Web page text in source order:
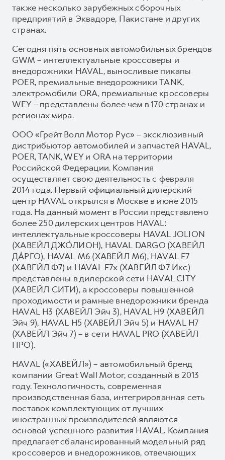
также несколько зарубежных сборочных
предприятий в Эквадоре, Пакистане и других
странах.
Сегодня пять основных автомобильных брендов
GWM – интеллектуальные кроссоверы и
внедорожники HAVAL, выносливые пикапы
POER, премиальные внедорожники TANK,
электромобили ORA, премиальные кроссоверы
WEY – представлены более чем в 170 странах и
регионах мира.
ООО «Грейт Волл Мотор Рус» – эксклюзивный
дистрибьютор автомобилей и запчастей HAVAL,
POER, TANK, WEY и ORA на территории
Российской Федерации. Компания
осуществляет свою деятельность с февраля
2014 года. Первый официальный дилерский
центр HAVAL открылся в Москве в июне 2015
года. На данный момент в России представлено
более 250 дилерских центров HAVAL:
интеллектуальные кроссоверы HAVAL JOLION
(ХАВЕЙЛ ДЖО́ЛИОН), HAVAL DARGO (ХАВЕЙЛ
ДА́РГО), HAVAL М6 (ХАВЕЙЛ M6), HAVAL F7
(ХАВЕЙЛ Ф7) и HAVAL F7x (ХАВЕЙЛ Ф7 Икс)
представлены в дилерской сети HAVAL CITY
(ХАВЕЙЛ СИТИ), а кроссоверы повышенной
проходимости и рамные внедорожники бренда
HAVAL H3 (ХАВЕЙЛ Эйч 3), HAVAL H9 (ХАВЕЙЛ
Эйч 9), HAVAL H5 (ХАВЕЙЛ Эйч 5) и HAVAL H7
(ХАВЕЙЛ Эйч 7) – в сети HAVAL PRO (ХАВЕЙЛ
ПРО).
HAVAL («ХАВЕЙЛ») – автомобильный бренд
компании Great Wall Motor, созданный в 2013
году. Технологичность, современная
производственная база, интегрированная сеть
поставок комплектующих от лучших
иностранных производителей являются
основой успешного развития HAVAL. Компания
предлагает сбалансированный модельный ряд
кроссоверов и внедорожников, отвечающих